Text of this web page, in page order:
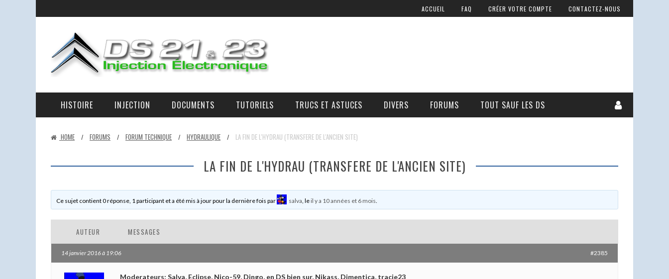
ACCUEIL FAQ CRÉER VOTRE COMPTE CONTACTEZ-NOUS
HISTOIRE INJECTION DOCUMENTS TUTORIELS TRUCS ET ASTUCES DIVERS FORUMS TOUT SAUF LES DS
HOME / FORUMS / FORUM TECHNIQUE / HYDRAULIQUE / LA FIN DE L'HYDRAU (TRANSFERE DE L'ANCIEN SITE)
LA FIN DE L'HYDRAU (TRANSFERE DE L'ANCIEN SITE)
Ce sujet contient 0 réponse, 1 participant et a été mis à jour pour la dernière fois par salva, leil y a 10 années et 6 mois.
AUTEUR MESSAGES
14 janvier 2016 à 19:06 #2385
Moderateurs: Salva, Eclipse, Nico-59, Dingo, en DS bien sur, Nikass, Dimentica, tracie23